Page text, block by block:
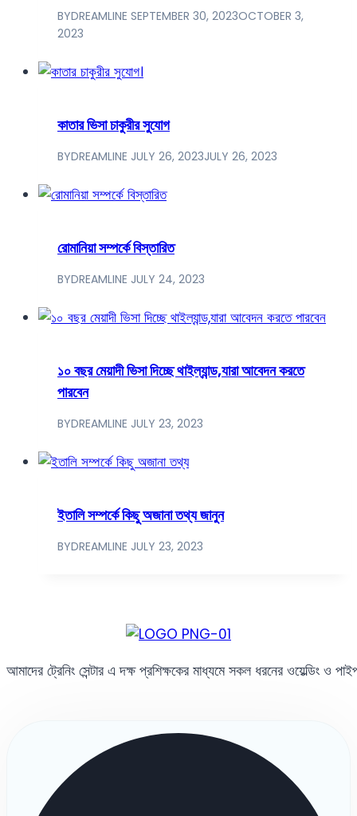
BYDREAMLINE SEPTEMBER 30, 2023OCTOBER 3,
2023
কাতার ভিসা চাকুরীর সুযোগ
BYDREAMLINE JULY 26, 2023JULY 26, 2023
রোমানিয়া সম্পর্কে বিস্তারিত
BYDREAMLINE JULY 24, 2023
১০ বছর মেয়াদী ভিসা দিচ্ছে থাইল্যান্ড,যারা আবেদন করতে
পারবেন
BYDREAMLINE JULY 23, 2023
ইতালি সম্পর্কে কিছু অজানা তথ্য জানুন
BYDREAMLINE JULY 23, 2023
আমাদের ট্রেনিং সেন্টার এ দক্ষ প্রশিক্ষকের মাধ্যমে সকল ধরনের ওয়েল্ডিং ও